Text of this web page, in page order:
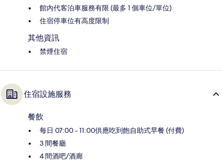
館內代客泊車服務有限 (最多 1 個車位/單位)
住宿停車位有高度限制
其他資訊
禁煙住宿
住宿設施服務
餐飲
每日 07:00 - 11:00供應吃到飽自助式早餐 (付費)
3 間餐廳
4 間酒吧/酒廊